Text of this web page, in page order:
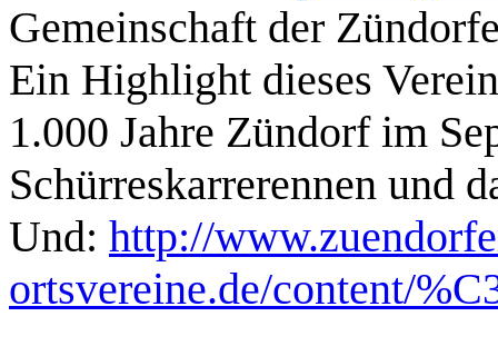
Gemeinschaft der
Ein Highlight dieses
1.000 Jahre Zündorf im
Schürreskarrerennen und
Und: http://
ortsvereine.de/content/